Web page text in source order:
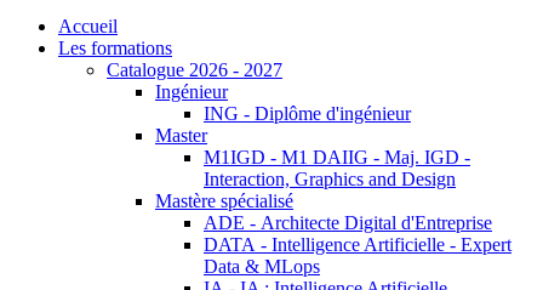
Accueil
Les formations
Catalogue 2026 - 2027
Ingénieur
ING - Diplôme d'ingénieur
Master
M1IGD - M1 DAIIG - Maj. IGD -
Interaction, Graphics and Design
Mastère spécialisé
ADE - Architecte Digital d'Entreprise
DATA - Intelligence Artificielle - Expert
Data & MLops